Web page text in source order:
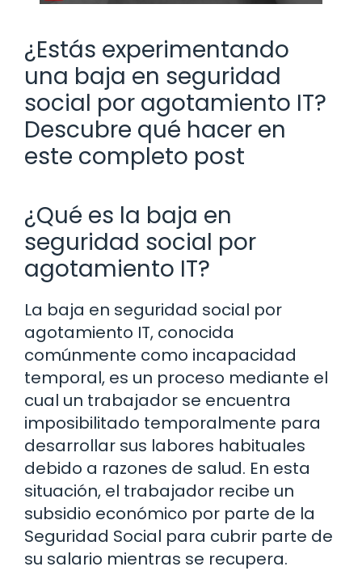
¿Estás experimentando
una baja en seguridad
social por agotamiento IT?
Descubre qué hacer en
este completo post
¿Qué es la baja en
seguridad social por
agotamiento IT?
La baja en seguridad social por
agotamiento IT, conocida
comúnmente como incapacidad
temporal, es un proceso mediante el
cual un trabajador se encuentra
imposibilitado temporalmente para
desarrollar sus labores habituales
debido a razones de salud. En esta
situación, el trabajador recibe un
subsidio económico por parte de la
Seguridad Social para cubrir parte de
su salario mientras se recupera.